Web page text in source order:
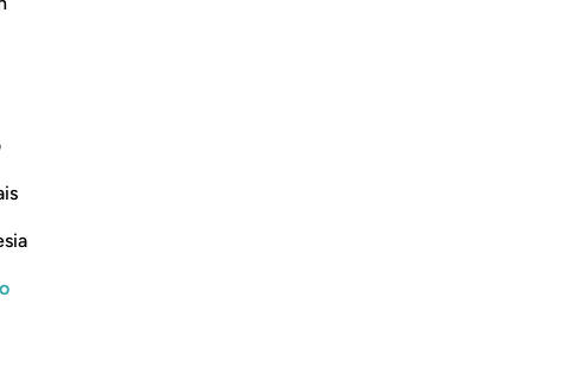
Violente
audio, significato parola per parola e traslitterazione.